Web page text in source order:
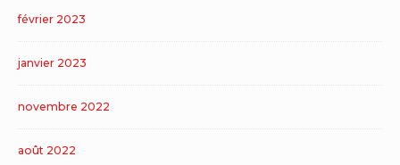
février 2023
janvier 2023
novembre 2022
août 2022